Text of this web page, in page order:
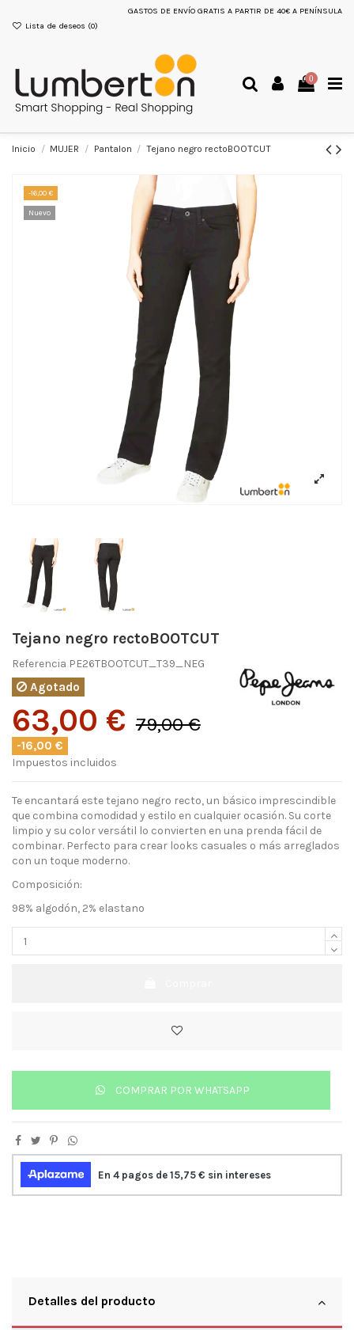
GASTOS DE ENVÍO GRATIS A PARTIR DE 40€ A PENÍNSULA
Lista de deseos (0)
0
Inicio MUJER Pantalon Tejano negro rectoBOOTCUT
-16,00 €
Nuevo
Tejano negro rectoBOOTCUT
Referencia PE26TBOOTCUT_T39_NEG
Agotado
63,00 € 79,00 €
-16,00 €
Impuestos incluidos
Te encantará este tejano negro recto, un básico imprescindible
que combina comodidad y estilo en cualquier ocasión. Su corte
limpio y su color versátil lo convierten en una prenda fácil de
combinar. Perfecto para crear looks casuales o más arreglados
con un toque moderno.
Composición:
98% algodón, 2% elastano
COMPRAR POR WHATSAPP
Detalles del producto